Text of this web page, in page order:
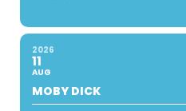
2026
11
AUG
MOBY DICK